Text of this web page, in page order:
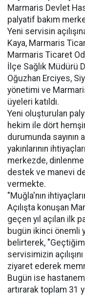
Marmaris Devlet
palyatif bakım
Yeni servisin
Kaya, Marmaris
Marmaris Ticaret
İlçe Sağlık Müdürü
Oğuzhan Erciyes,
yönetimi ve
üyeleri katıldı.
Yeni oluşturulan
hekim ile dört
durumunda sayının
yakınlarının
merkezde, dinlenme
destek ve manevi
vermekte.
"Muğla'nın
Açılışta konuşan
geçen yıl açılan ilk
bugün ikinci önemli
belirterek,
servisimizin
ziyaret ederek
Bugün ise
artırarak toplam 31